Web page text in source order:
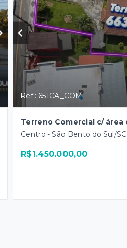
Ref.: 651CA_COM
Centro - São Bento do Sul/SC
R$1.450.000,00